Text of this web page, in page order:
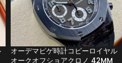
オーデマピゲ時計コピーロイヤル
オークオフショアクロノ 42MM